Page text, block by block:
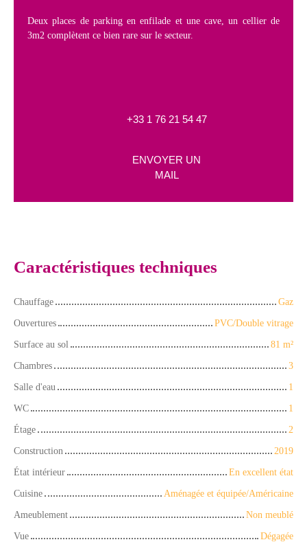
Deux places de parking en enfilade et une cave, un cellier de
3m2 complètent ce bien rare sur le secteur.
+33 1 76 21 54 47
ENVOYER UN
MAIL
Caractéristiques techniques
Chauffage
Gaz
Ouvertures
PVC/Double vitrage
Surface au sol
81 m²
Chambres
3
Salle d'eau
1
WC
1
Étage
2
Construction
2019
État intérieur
En excellent état
Cuisine
Aménagée et équipée/Américaine
Ameublement
Non meublé
Vue
Dégagée